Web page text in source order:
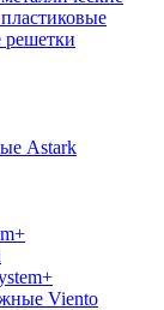
Astark
Viento